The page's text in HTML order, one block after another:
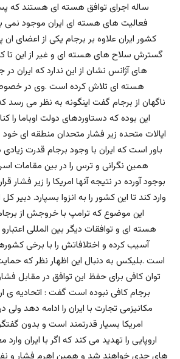
ساله اجراى توافق هسته اى هستند كه
فعاليت هاى هسته اى ايران موجود نمى
كشور ايران علاوه بر برجام يكى از اعضاى
گسترش سلاح هاى هسته اى و غير از اين تا
هاى آژانس نشان از اين ندارد كه ايران
هسته اى تلاش كرده است .وى در خصوص
ناگهان از برجام گفت اينگونه به نظر مى
اين بوده كه دستاوردهاى دولت اوباما را
ايالات متحده زير فشار متحدان منطقه اى خود
باور است كه ايران با وجود برجام قدرت
همين نگرانى و ترس را در بين مقامات
بوجود آورده در نتيجه آنها امريكا را زير فشار
وارد كند تا اين كشور را به انزوا بسپارد. دبير
اين موضوع كه ترامپ با خروجش از
هسته اى و توافقات ديگر بين المللى اعتبارو
آسيب كرده و اختلافاتش را با برخى
است .بليكس به دنبال اين اظهار نظر كه
توان كافى براى حفظ اين توافق در مقابل
برجام كافى نبوده است گفت : اتحاديه ى
مكانيزمى تجارت با ايران را ادامه دهد
امريكا بسيار قدرتمند است و بدون گفتگو
اروپايى را تهديد مى كند كه اگر با ايران